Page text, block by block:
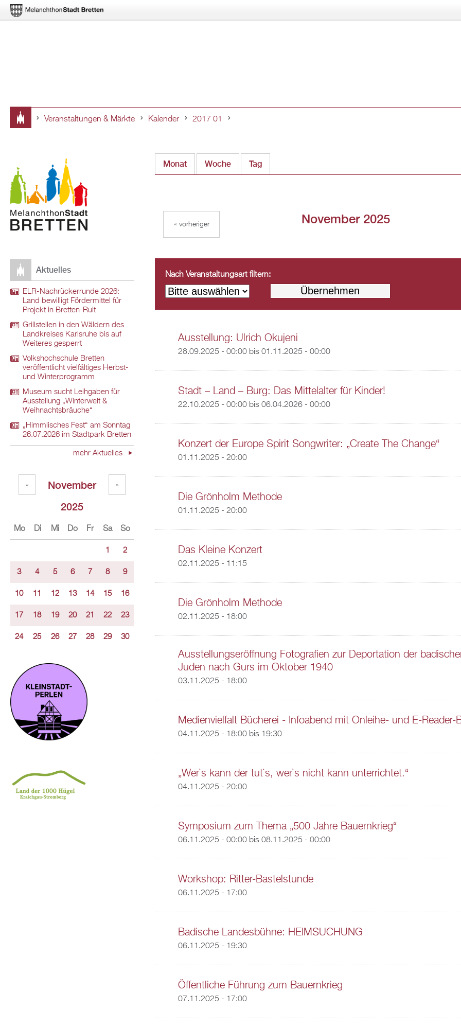
hier
Veranstaltungen & Märkte Kalender 2017 01
Monat(aktiver Reiter)
Woche Tag
November 2025
« vorheriger
Nach Veranstaltungsart filtern:
Ausstellung: Ulrich Okujeni
28.09.2025 - 00:00bis 01.11.2025 - 00:00
Stadt – Land – Burg: Das Mittelalter für Kinder!
22.10.2025 - 00:00bis 06.04.2026 - 00:00
Konzert der Europe Spirit Songwriter: „Create The Change“
01.11.2025 - 20:00
Die Grönholm Methode
01.11.2025 - 20:00
Das Kleine Konzert
02.11.2025 - 11:15
Die Grönholm Methode
02.11.2025 - 18:00
Ausstellungseröffnung Fotografien zur Deportation der
Juden nach Gurs im Oktober 1940
03.11.2025 - 18:00
Medienvielfalt Bücherei - Infoabend mit Onleihe- und E-Reader-
04.11.2025 - 18:00bis 19:30
„Wer`s kann der tut`s, wer`s nicht kann unterrichtet.“
04.11.2025 - 20:00
Symposium zum Thema „500 Jahre Bauernkrieg“
06.11.2025 - 00:00bis 08.11.2025 - 00:00
Workshop: Ritter-Bastelstunde
06.11.2025 - 17:00
Badische Landesbühne: HEIMSUCHUNG
06.11.2025 - 19:30
Öffentliche Führung zum Bauernkrieg
07.11.2025 - 17:00
Aktuelles
ELR-Nachrückerrunde 2026:
Land bewilligt Fördermittel für
Projekt in Bretten-Ruit
Grillstellen in den Wäldern des
Landkreises Karlsruhe bis auf
Weiteres gesperrt
Volkshochschule Bretten
veröffentlicht vielfältiges Herbst-
und Winterprogramm
Museum sucht Leihgaben für
Ausstellung „Winterwelt &
Weihnachtsbräuche“
„Himmlisches Fest“ am Sonntag
26.07.2026 im Stadtpark Bretten
mehr Aktuelles
November
2025
« »
Mo Di Mi Do Fr Sa So
1 2
3 4 5 6 7 8 9
10 11 12 13 14 15 16
17 18 19 20 21 22 23
24 25 26 27 28 29 30